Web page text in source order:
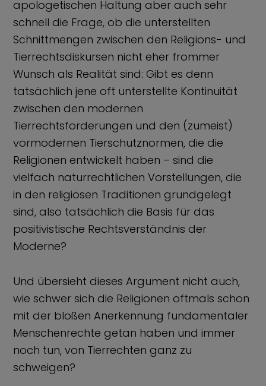
apologetischen Haltung aber auch sehr
schnell die Frage, ob die unterstellten
Schnittmengen zwischen den Religions- und
Tierrechtsdiskursen nicht eher frommer
Wunsch als Realität sind: Gibt es denn
tatsächlich jene oft unterstellte Kontinuität
zwischen den modernen
Tierrechtsforderungen und den (zumeist)
vormodernen Tierschutznormen, die die
Religionen entwickelt haben – sind die
vielfach naturrechtlichen Vorstellungen, die
in den religiösen Traditionen grundgelegt
sind, also tatsächlich die Basis für das
positivistische Rechtsverständnis der
Moderne?
Und übersieht dieses Argument nicht auch,
wie schwer sich die Religionen oftmals schon
mit der bloßen Anerkennung fundamentaler
Menschenrechte getan haben und immer
noch tun, von Tierrechten ganz zu
schweigen?